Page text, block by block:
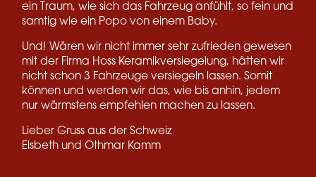
ein Traum, wie sich das Fahrzeug anfühlt, so fein und
samtig wie ein Popo von einem Baby.
Und! Wären wir nicht immer sehr zufrieden gewesen
mit der Firma Hoss Keramikversiegelung, hätten wir
nicht schon 3 Fahrzeuge versiegeln lassen. Somit
können und werden wir das, wie bis anhin, jedem
nur wärmstens empfehlen machen zu lassen.
Lieber Gruss aus der Schweiz
Elsbeth und Othmar Kamm